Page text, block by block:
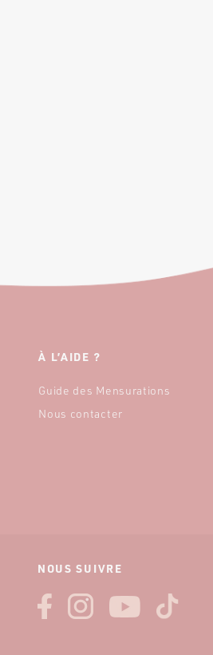
À L’AIDE ?
Guide des Mensurations
Nous contacter
NOUS SUIVRE